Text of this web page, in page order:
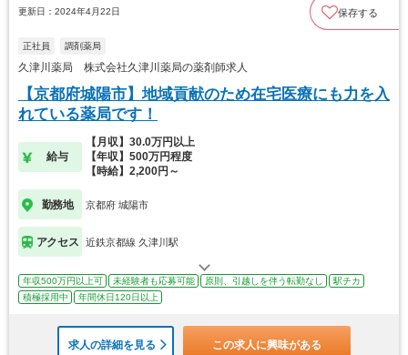
更新日：2024年4月22日 保存する
正社員 調剤薬局
久津川薬局 株式会社久津川薬局の薬剤師求人
【京都府城陽市】地域貢献のため在宅医療にも力を入
れている薬局です！
給与
【月収】30.0万円以上
【年収】500万円程度
【時給】2,200円～
勤務地 京都府 城陽市
アクセス 近鉄京都線 久津川駅
年収500万円以上可 未経験者も応募可能 原則、引越しを伴う転勤なし
駅チカ
積極採用中
年間休日120日以上
求人の詳細を見る この求人に興味がある